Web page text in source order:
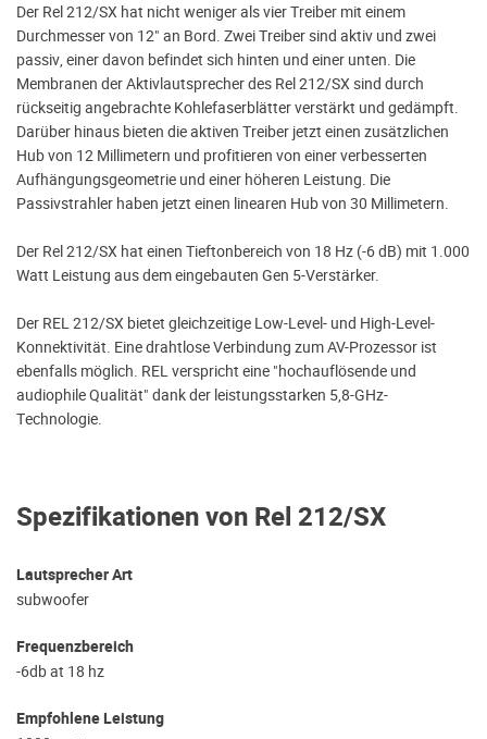
Spezifikationen von Rel 212/SX
Lautsprecher Art
subwoofer
Frequenzbereich
-6db at 18 hz
Empfohlene Leistung
Der Rel 212/SX hat nicht weniger als vier Treiber mit einem
Durchmesser von 12" an Bord. Zwei Treiber sind aktiv und zwei
passiv, einer davon befindet sich hinten und einer unten. Die
Membranen der Aktivlautsprecher des Rel 212/SX sind durch
rückseitig angebrachte Kohlefaserblätter verstärkt und gedämpft.
Darüber hinaus bieten die aktiven Treiber jetzt einen zusätzlichen
Hub von 12 Millimetern und profitieren von einer verbesserten
Aufhängungsgeometrie und einer höheren Leistung. Die
Passivstrahler haben jetzt einen linearen Hub von 30 Millimetern.
Der Rel 212/SX hat einen Tieftonbereich von 18 Hz (-6 dB) mit 1.000
Watt Leistung aus dem eingebauten Gen 5-Verstärker.
Der REL 212/SX bietet gleichzeitige Low-Level- und High-Level-
Konnektivität. Eine drahtlose Verbindung zum AV-Prozessor ist
ebenfalls möglich. REL verspricht eine "hochauflösende und
audiophile Qualität" dank der leistungsstarken 5,8-GHz-
Technologie.